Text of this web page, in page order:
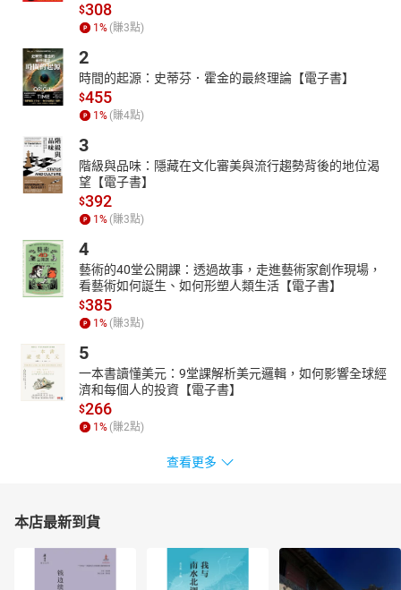
2.菩提樹下的王子
3.海上的生意人
4.木馬屠城記
5.斯巴達勇士
6.馬拉松賽跑
2****從古看今
1則故事＋1篇討論，引導親子共讀，獲得待人處事的智慧！你
覺得悉達多是繼承王位好，還是創立宗教、弘揚佛法比較有價值
呢？
3****世界歷史年代表
理世界歷史脈絡，輕鬆理解不死背。
4****知識補給站
結合12年國教新課綱核心素養理念，引導孩子在生活中實踐所
學！歷史影音頻道上線囉！快來參與體育競賽、宗教傳道、商業金
融的直播，學習歷史好有趣！
「知識補給站」設計者
葛琦霞／悅讀學堂執行長
邱怜惠／臺北市博愛國小教師
洪德惠／桃園市自強國小教師
張碧珊／臺北市關渡國小教師
傅宓慧／桃園市龍星國小教師
鄭潓妏／基隆市深美國小教師
顧翠琴／資深閱讀推廣講師
$308
1 % (賺3點)
2
時間的起源：史蒂芬．霍金的最終理論【電子書】
$455
1 % (賺4點)
3
階級與品味：隱藏在文化審美與流行趨勢背後的地位渴
望【電子書】
$392
1 % (賺3點)
4
藝術的40堂公開課：透過故事，走進藝術家創作現場，
看藝術如何誕生、如何形塑人類生活【電子書】
$385
1 % (賺3點)
5
一本書讀懂美元：9堂課解析美元邏輯，如何影響全球經
濟和每個人的投資【電子書】
$266
1 % (賺2點)
查看更多
本店最新到貨